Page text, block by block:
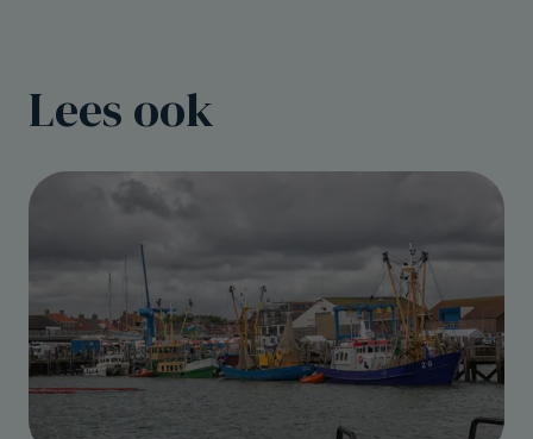
Lees ook